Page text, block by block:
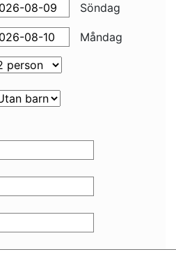
Söndag
Måndag